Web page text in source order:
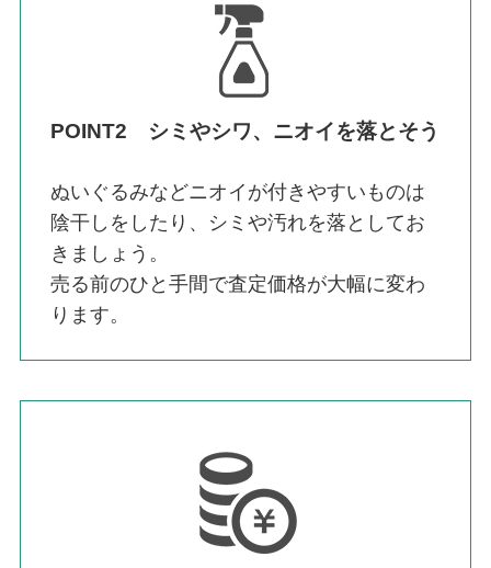
POINT2 シミやシワ、ニオイを落とそう
ぬいぐるみなどニオイが付きやすいものは
陰干しをしたり、シミや汚れを落としてお
きましょう。
売る前のひと手間で査定価格が大幅に変わ
ります。